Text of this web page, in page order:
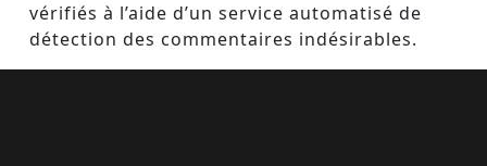
vérifiés à l’aide d’un service automatisé de
détection des commentaires indésirables.